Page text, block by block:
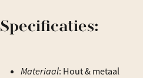
Specificaties:
Materiaal: Hout & metaal